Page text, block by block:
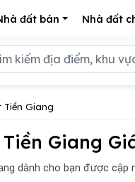
đất bán Nhà đất
Tiền Giang
Giang
dành cho bạn được cập